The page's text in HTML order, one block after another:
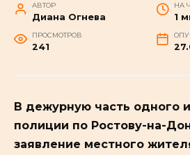
АВТОР
Диана Огнева
НА
1
ПРОСМОТРОВ
241
В дежурную часть одного
полиции по Ростову-на-
заявление местного